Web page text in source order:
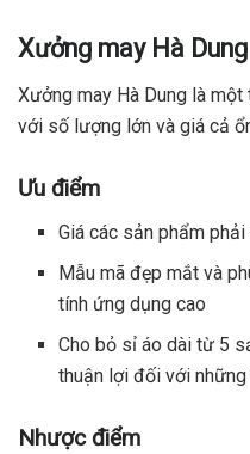
Xưởng may Hà Dung
Xưởng may Hà Dung là
với số lượng lớn và giá cả
Ưu điểm
Giá các sản phẩm phải
Mẫu mã đẹp mắt và
tính ứng dụng cao
Cho bỏ sỉ áo dài từ 5
thuận lợi đối với
Nhược điểm